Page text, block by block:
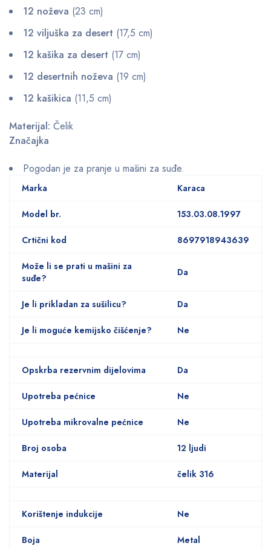
12 noževa (23 cm)
12 viljuška za desert (17,5 cm)
12 kašika za desert (17 cm)
12 desertnih noževa (19 cm)
12 kašikica (11,5 cm)
Materijal: Čelik
Značajka
Pogodan je za pranje u mašini za suđe.
Marka Karaca
Model br. 153.03.08.1997
Crtični kod 8697918943639
Može li se prati u mašini za
suđe?
Da
Je li prikladan za sušilicu? Da
Je li moguće kemijsko čišćenje? Ne
Opskrba rezervnim dijelovima Da
Upotreba pećnice Ne
Upotreba mikrovalne pećnice Ne
Broj osoba 12 ljudi
Materijal čelik 316
Korištenje indukcije Ne
Boja Metal